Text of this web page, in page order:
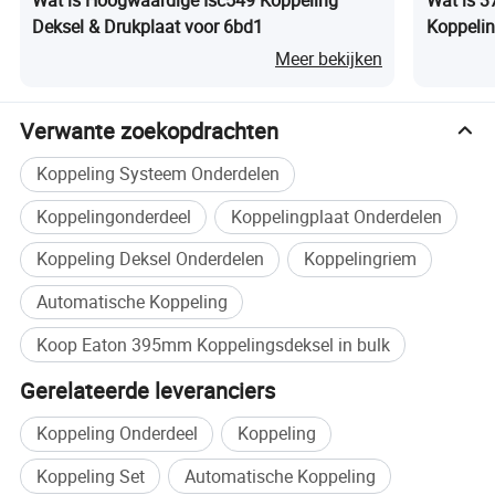
Deksel & Drukplaat voor 6bd1
Meer bekijken
Verwante zoekopdrachten
Koppeling Systeem Onderdelen
Koppelingonderdeel
Koppelingplaat Onderdelen
Koppeling Deksel Onderdelen
Koppelingriem
Automatische Koppeling
Koop Eaton 395mm Koppelingsdeksel in bulk
Gerelateerde leveranciers
Koppeling Onderdeel
Koppeling
Koppeling Set
Automatische Koppeling